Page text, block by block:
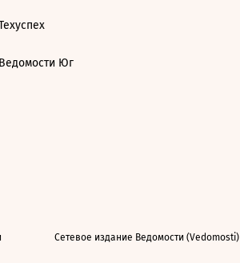
Ведомости Юг
Сетевое издание Ведомости (Vedomosti)